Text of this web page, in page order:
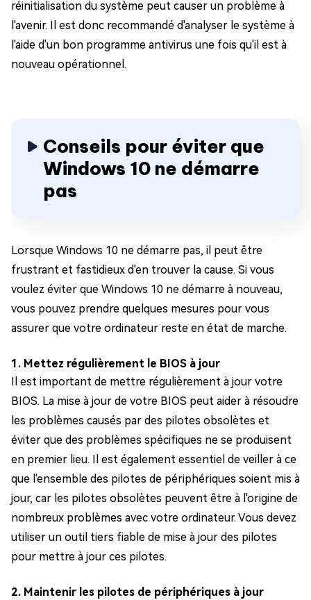
réinitialisation du système peut causer un problème à
l'avenir. Il est donc recommandé d'analyser le système à
l'aide d'un bon programme antivirus une fois qu'il est à
nouveau opérationnel.
Conseils pour éviter que
Windows 10 ne démarre
pas
Lorsque Windows 10 ne démarre pas, il peut être
frustrant et fastidieux d'en trouver la cause. Si vous
voulez éviter que Windows 10 ne démarre à nouveau,
vous pouvez prendre quelques mesures pour vous
assurer que votre ordinateur reste en état de marche.
1. Mettez régulièrement le BIOS à jour
Il est important de mettre régulièrement à jour votre
BIOS. La mise à jour de votre BIOS peut aider à résoudre
les problèmes causés par des pilotes obsolètes et
éviter que des problèmes spécifiques ne se produisent
en premier lieu. Il est également essentiel de veiller à ce
que l'ensemble des pilotes de périphériques soient mis à
jour, car les pilotes obsolètes peuvent être à l'origine de
nombreux problèmes avec votre ordinateur. Vous devez
utiliser un outil tiers fiable de mise à jour des pilotes
pour mettre à jour ces pilotes.
2. Maintenir les pilotes de périphériques à jour